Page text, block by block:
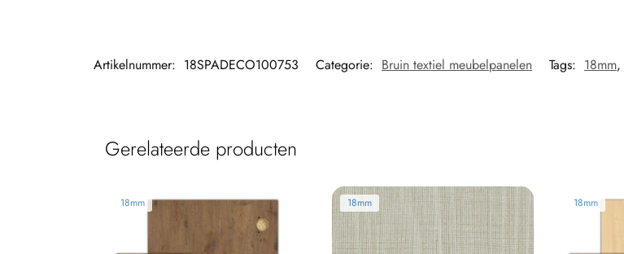
Artikelnummer: 18SPADECO100753 Categorie: Bruin textiel meubelpanelen Tags: 18mm,
Gerelateerde producten
18mm 18mm 18mm